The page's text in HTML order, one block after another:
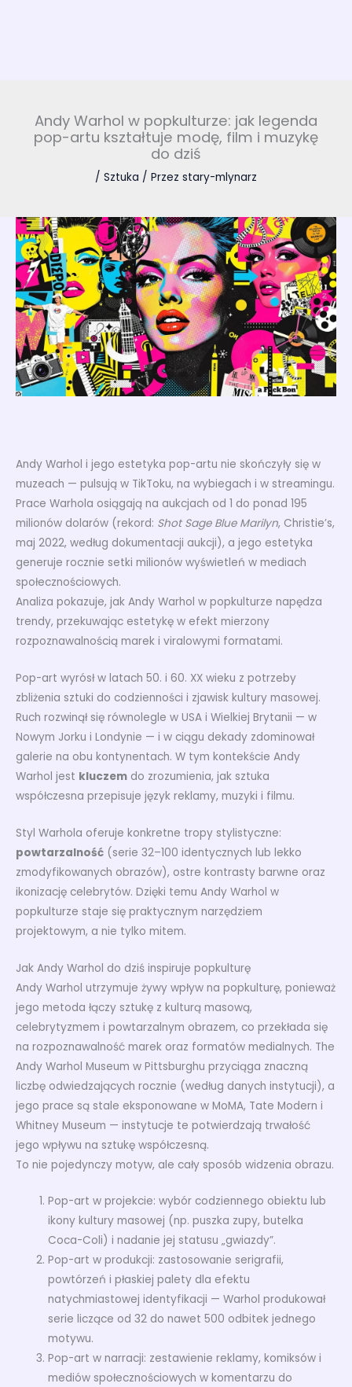
Andy Warhol w popkulturze: jak legenda
pop-artu kształtuje modę, film i muzykę
do dziś
/ Sztuka / Przez stary-mlynarz
Andy Warhol i jego estetyka pop-artu nie skończyły się w
muzeach — pulsują w TikToku, na wybiegach i w streamingu.
Prace Warhola osiągają na aukcjach od 1 do ponad 195
milionów dolarów (rekord: Shot Sage Blue Marilyn, Christie’s,
maj 2022, według dokumentacji aukcji), a jego estetyka
generuje rocznie setki milionów wyświetleń w mediach
społecznościowych.
Analiza pokazuje, jak Andy Warhol w popkulturze napędza
trendy, przekuwając estetykę w efekt mierzony
rozpoznawalnością marek i viralowymi formatami.
Pop-art wyrósł w latach 50. i 60. XX wieku z potrzeby
zbliżenia sztuki do codzienności i zjawisk kultury masowej.
Ruch rozwinął się równolegle w USA i Wielkiej Brytanii — w
Nowym Jorku i Londynie — i w ciągu dekady zdominował
galerie na obu kontynentach. W tym kontekście Andy
Warhol jest kluczem do zrozumienia, jak sztuka
współczesna przepisuje język reklamy, muzyki i filmu.
Styl Warhola oferuje konkretne tropy stylistyczne:
powtarzalność (serie 32–100 identycznych lub lekko
zmodyfikowanych obrazów), ostre kontrasty barwne oraz
ikonizację celebrytów. Dzięki temu Andy Warhol w
popkulturze staje się praktycznym narzędziem
projektowym, a nie tylko mitem.
Jak Andy Warhol do dziś inspiruje popkulturę
Andy Warhol utrzymuje żywy wpływ na popkulturę, ponieważ
jego metoda łączy sztukę z kulturą masową,
celebrytyzmem i powtarzalnym obrazem, co przekłada się
na rozpoznawalność marek oraz formatów medialnych. The
Andy Warhol Museum w Pittsburghu przyciąga znaczną
liczbę odwiedzających rocznie (według danych instytucji), a
jego prace są stale eksponowane w MoMA, Tate Modern i
Whitney Museum — instytucje te potwierdzają trwałość
jego wpływu na sztukę współczesną.
To nie pojedynczy motyw, ale cały sposób widzenia obrazu.
Pop-art w projekcie: wybór codziennego obiektu lub
ikony kultury masowej (np. puszka zupy, butelka
Coca-Coli) i nadanie jej statusu „gwiazdy”.
Pop-art w produkcji: zastosowanie serigrafii,
powtórzeń i płaskiej palety dla efektu
natychmiastowej identyfikacji — Warhol produkował
serie liczące od 32 do nawet 500 odbitek jednego
motywu.
Pop-art w narracji: zestawienie reklamy, komiksów i
mediów społecznościowych w komentarzu do